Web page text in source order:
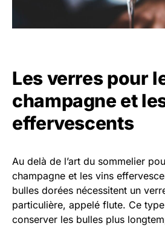
Les verres pour
champagne et
effervescents
Au delà de l’art du sommelier
champagne et les vins
bulles dorées nécessitent un
particulière, appelé flute. Ce
conserver les bulles plus